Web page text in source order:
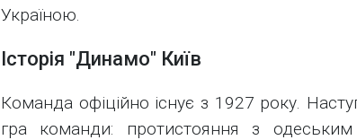
Україною.
Історія "Динамо" Київ
Команда офіційно існує з 1927 року.
гра команди: протистояння з